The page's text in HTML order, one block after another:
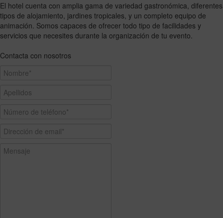
El hotel cuenta con amplia gama de variedad gastronómica, diferentes
tipos de alojamiento, jardines tropicales, y un completo equipo de
animación. Somos capaces de ofrecer todo tipo de facilidades y
servicios que necesites durante la organización de tu evento.
Contacta con nosotros